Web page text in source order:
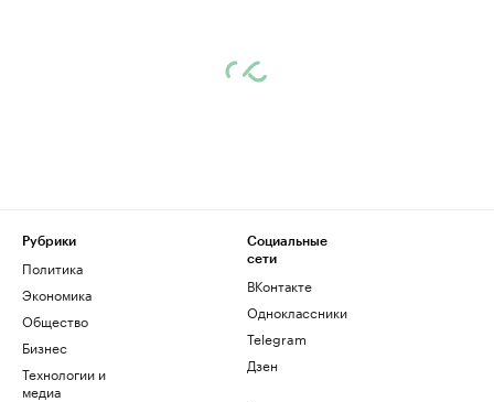
Рубрики
Политика
Экономика
Общество
Бизнес
Технологии и
медиа
Социальные
сети
ВКонтакте
Одноклассники
Telegram
Дзен